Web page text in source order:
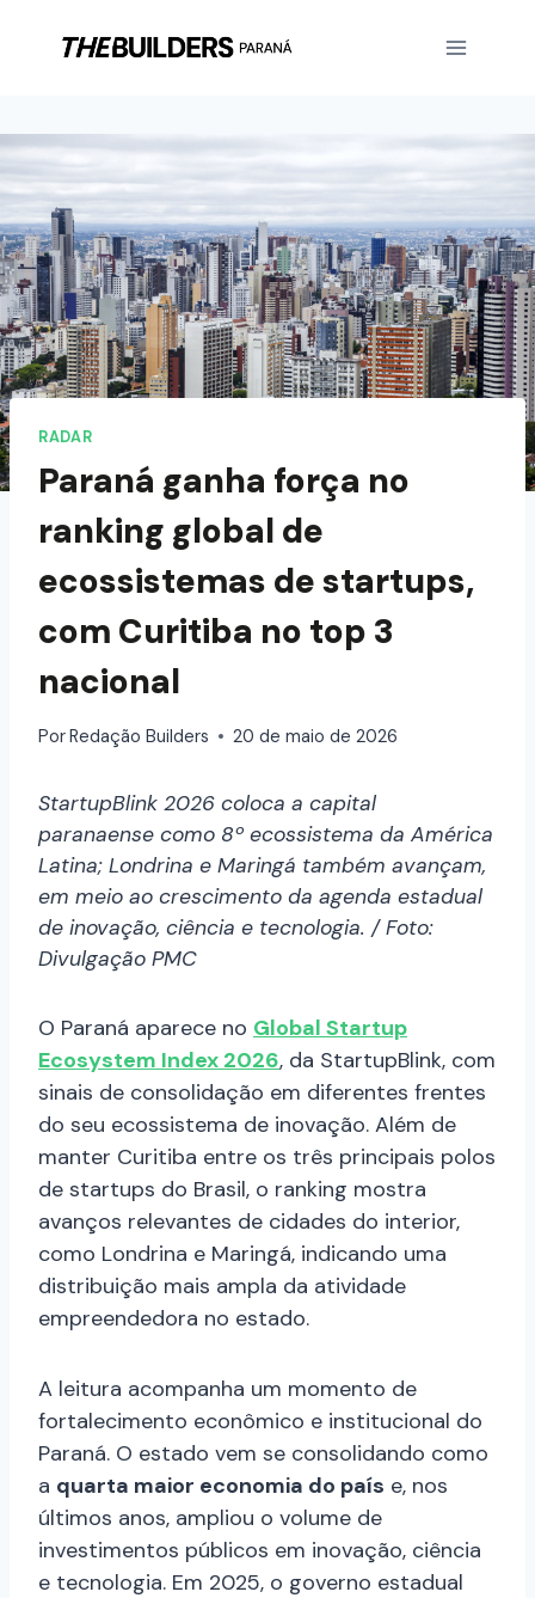
RADAR
Paraná ganha força no
ranking global de
ecossistemas de startups,
com Curitiba no top 3
nacional
PorRedação Builders 20 de maio de 2026
StartupBlink 2026 coloca a capital
paranaense como 8º ecossistema da América
Latina; Londrina e Maringá também avançam,
em meio ao crescimento da agenda estadual
de inovação, ciência e tecnologia. / Foto:
Divulgação PMC
O Paraná aparece no Global Startup
Ecosystem Index 2026, da StartupBlink, com
sinais de consolidação em diferentes frentes
do seu ecossistema de inovação. Além de
manter Curitiba entre os três principais polos
de startups do Brasil, o ranking mostra
avanços relevantes de cidades do interior,
como Londrina e Maringá, indicando uma
distribuição mais ampla da atividade
empreendedora no estado.
A leitura acompanha um momento de
fortalecimento econômico e institucional do
Paraná. O estado vem se consolidando como
a quarta maior economia do país e, nos
últimos anos, ampliou o volume de
investimentos públicos em inovação, ciência
e tecnologia. Em 2025, o governo estadual